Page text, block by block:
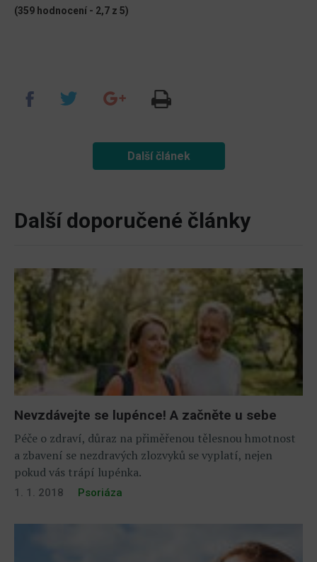
(359 hodnocení - 2,7 z 5)
Další článek
Další doporučené články
Nevzdávejte se lupénce! A začněte u sebe
Péče o zdraví, důraz na přiměřenou tělesnou hmotnost
a zbavení se nezdravých zlozvyků se vyplatí, nejen
pokud vás trápí lupénka.
1. 1. 2018 Psoriáza